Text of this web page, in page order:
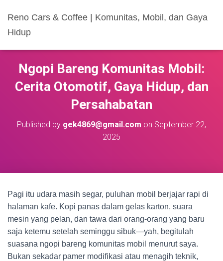
Reno Cars & Coffee | Komunitas, Mobil, dan Gaya
Hidup
Ngopi Bareng Komunitas Mobil:
Cerita Otomotif, Gaya Hidup, dan
Persahabatan
Published by gek4869@gmail.com on September 22,
2025
Pagi itu udara masih segar, puluhan mobil berjajar rapi di
halaman kafe. Kopi panas dalam gelas karton, suara
mesin yang pelan, dan tawa dari orang-orang yang baru
saja ketemu setelah seminggu sibuk—yah, begitulah
suasana ngopi bareng komunitas mobil menurut saya.
Bukan sekadar pamer modifikasi atau menagih teknik,